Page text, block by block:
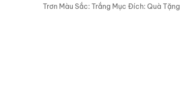
Trơn Màu Sắc: Trắng Mục Đích: Quà